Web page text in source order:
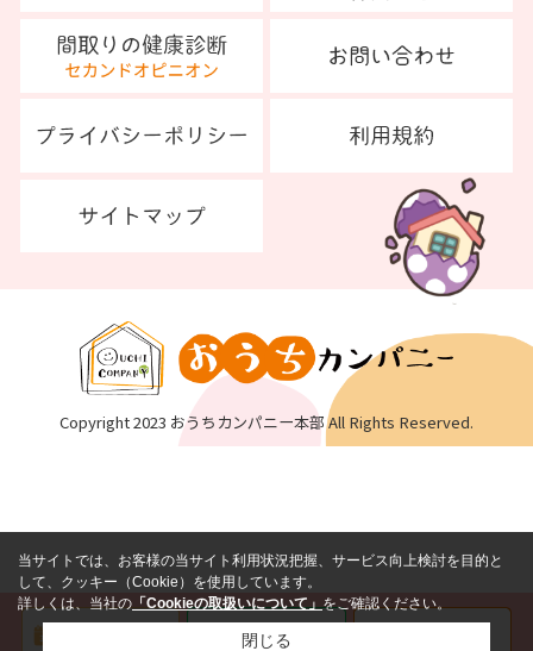
Copyright 2023 おうちカンパニー本部 All Rights Reserved.
当サイトでは、お客様の当サイト利用状況把握、サービス向上検討を目的と
して、クッキー（Cookie）を使用しています。
詳しくは、当社の 「Cookieの取扱いについて」 をご確認ください。
閉じる